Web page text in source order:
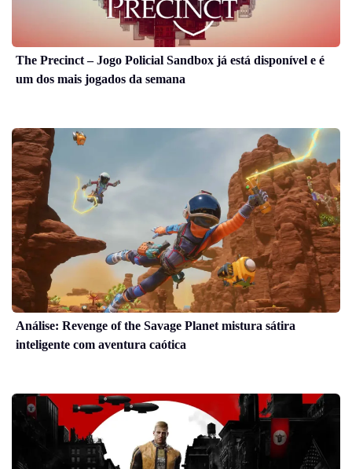
The Precinct – Jogo Policial Sandbox já está disponível e é
um dos mais jogados da semana
Análise: Revenge of the Savage Planet mistura sátira
inteligente com aventura caótica